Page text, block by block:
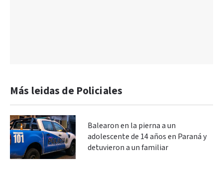
Más leidas de Policiales
Balearon en la pierna a un
adolescente de 14 años en Paraná y
detuvieron a un familiar